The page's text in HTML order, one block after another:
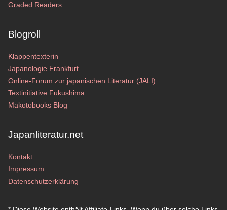
Graded Readers
Blogroll
Klappentexterin
Japanologie Frankfurt
Online-Forum zur japanischen Literatur (JALI)
Textinitiative Fukushima
Makotobooks Blog
Japanliteratur.net
Kontakt
Impressum
Datenschutzerklärung